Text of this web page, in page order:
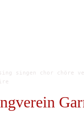
singen chor